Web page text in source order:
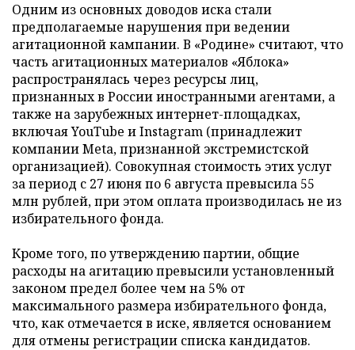
Одним из основных доводов иска стали
предполагаемые нарушения при ведении
агитационной кампании. В «Родине» считают, что
часть агитационных материалов «Яблока»
распространялась через ресурсы лиц,
признанных в России иностранными агентами, а
также на зарубежных интернет-площадках,
включая YouTube и Instagram (принадлежит
компании Meta, признанной экстремистской
организацией). Совокупная стоимость этих услуг
за период с 27 июня по 6 августа превысила 55
млн рублей, при этом оплата производилась не из
избирательного фонда.
Кроме того, по утверждению партии, общие
расходы на агитацию превысили установленный
законом предел более чем на 5% от
максимального размера избирательного фонда,
что, как отмечается в иске, является основанием
для отмены регистрации списка кандидатов.